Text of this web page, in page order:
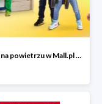
Zabawa na powietrzu w Mall.pl do -20%